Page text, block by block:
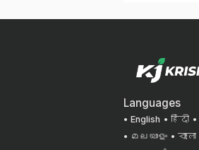
Languages
English हिंदी
മലയാളം
বাংলা